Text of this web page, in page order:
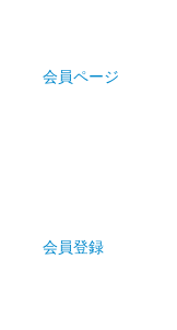
会員ページ
会員登録